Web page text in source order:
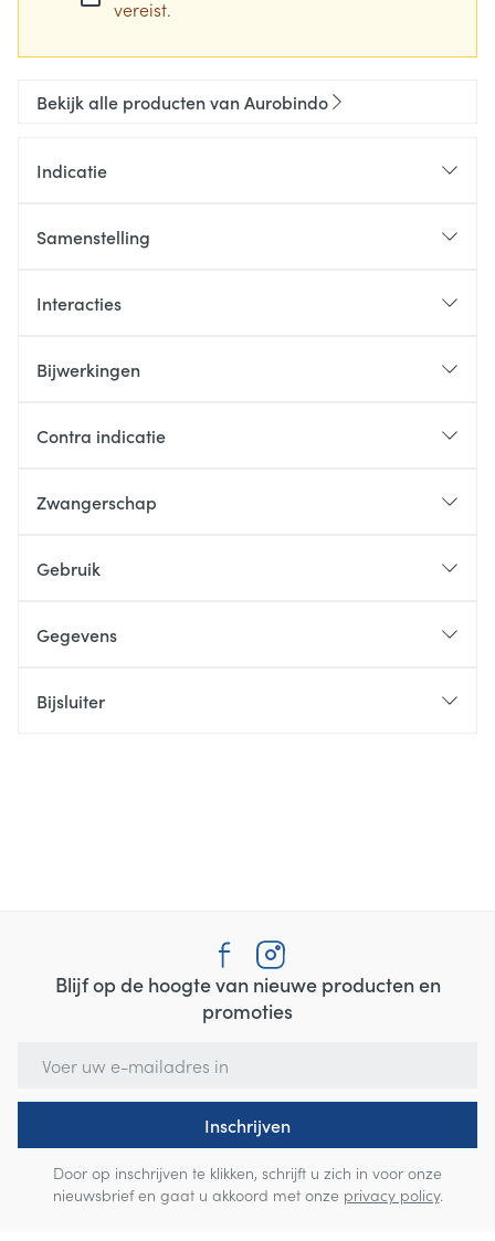
vereist.
Bekijk alle producten van Aurobindo
Indicatie
Samenstelling
Interacties
Bijwerkingen
Contra indicatie
Zwangerschap
Gebruik
Gegevens
Bijsluiter
Blijf op de hoogte van nieuwe producten en
promoties
Inschrijven
Door op inschrijven te klikken, schrijft u zich in voor onze
nieuwsbrief en gaat u akkoord met onze privacy policy.